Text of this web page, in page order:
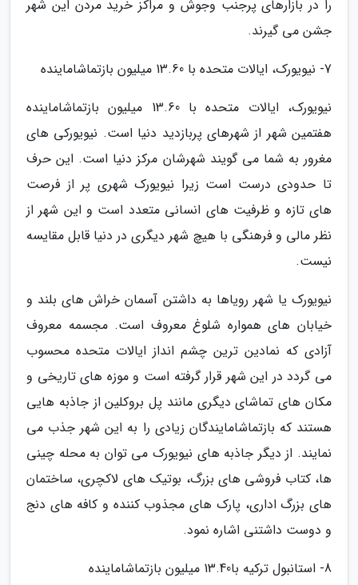
را در بازارهای پرجنب وجوش و مراکز خرید مردن این شهر
جشن می گیرند.
7- نیویورک، ایالات متحده با 13.60 میلیون بازتماشاماینده
نیویورک، ایالات متحده با 13.60 میلیون بازتماشاماینده
هفتمین شهر از شهرهای پربازدید دنیا است. نیویورکی های
مغرور به شما می گویند شهرشان مرکز دنیا است. این حرف
تا حدودی درست است زیرا نیویورک شهری پر از فرصت
های تازه و ظرفیت های انسانی متعدد است و این شهر از
نظر مالی و فرهنگی با هیچ شهر دیگری در دنیا قابل مقایسه
نیست.
نیویورک یا شهر رویاها به داشتن آسمان خراش های بلند و
خیابان های همواره شلوغ معروف است. مجسمه معروف
آزادی که نمادین ترین چشم انداز ایالات متحده محسوب
می گردد در این شهر قرار گرفته است و موزه های تاریخی و
مکان های تماشای دیگری مانند پل بروکلین از جاذبه هایی
هستند که بازتماشامایندگان زیادی را به این شهر جذب می
نمایند. از دیگر جاذبه های نیویورک می توان به محله چینی
ها، کتاب فروشی های بزرگ، بوتیک های لاکچری، ساختمان
های بزرگ اداری، پارک های مجذوب کننده و کافه های دنج
و دوست داشتنی اشاره نمود.
8- استانبول ترکیه با13.40 میلیون بازتماشاماینده